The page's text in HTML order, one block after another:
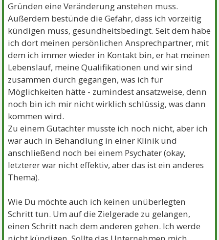
Gründen eine Veränderung anstehen muss.
Außerdem bestünde die Gefahr, dass ich vorzeitig
kündigen muss, gesundheitsbedingt. Seit dem habe
ich dort meinen persönlichen Ansprechpartner, mit
dem ich immer wieder in Kontakt bin, er hat meinen
Lebenslauf, meine Qualifikationen und wir sind
zusammen durch gegangen, was ich für
Möglichkeiten hätte - zumindest ansatzweise, denn
noch bin ich mir nicht wirklich schlüssig, was dann
kommen wird.
Zu einem Gutachter musste ich noch nicht, aber ich
war auch in Behandlung in einer Klinik und
anschließend noch bei einem Psychater (okay,
letzterer war nicht effektiv, aber das ist ein anderes
Thema).
Wie Du möchte auch ich keinen unüberlegten
Schritt tun. Um auf die Zielgerade zu gelangen,
einen Schritt nach dem anderen gehen. Ich werde